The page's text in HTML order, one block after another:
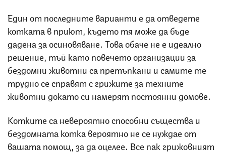
Един от последните варианти е да отведете
котката в приют, където тя може да бъде
дадена за осиновяване. Това обаче не е идеално
решение, тъй като повечето организации за
бездомни животни са претъпкани и самите те
трудно се справят с грижите за техните
животни докато си намерят постоянни домове.
Котките са невероятно способни същества и
бездомната котка вероятно не се нуждае от
вашата помощ, за да оцелее. Все пак грижовният